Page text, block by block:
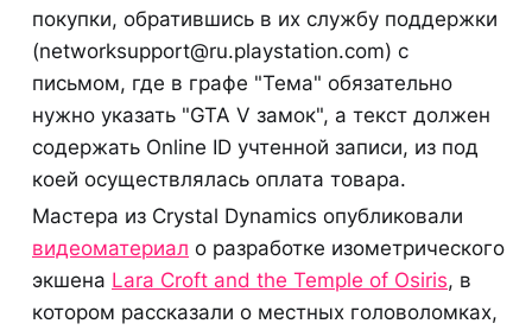
покупки, обратившись в их службу поддержки
(networksupport@ru.playstation.com) с
письмом, где в графе "Тема" обязательно
нужно указать "GTA V замок", а текст должен
содержать Online ID учтенной записи, из под
коей осуществлялась оплата товара.
Мастера из Crystal Dynamics опубликовали
видеоматериал о разработке изометрического
экшена Lara Croft and the Temple of Osiris, в
котором рассказали о местных головоломках,